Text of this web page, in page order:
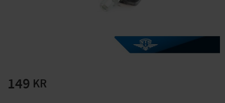
149 KR